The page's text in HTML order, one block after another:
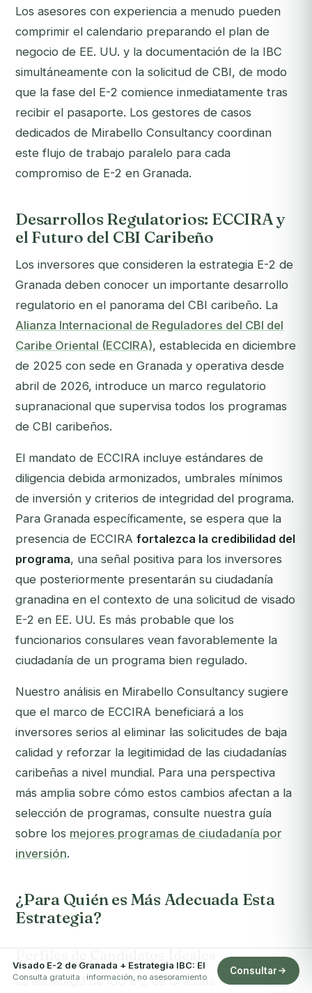
Los asesores con experiencia a menudo pueden
comprimir el calendario preparando el plan de
negocio de EE. UU. y la documentación de la IBC
simultáneamente con la solicitud de CBI, de modo
que la fase del E-2 comience inmediatamente tras
recibir el pasaporte. Los gestores de casos
dedicados de Mirabello Consultancy coordinan
este flujo de trabajo paralelo para cada
compromiso de E-2 en Granada.
Desarrollos Regulatorios: ECCIRA y
el Futuro del CBI Caribeño
Los inversores que consideren la estrategia E-2 de
Granada deben conocer un importante desarrollo
regulatorio en el panorama del CBI caribeño. La
Alianza Internacional de Reguladores del CBI del
Caribe Oriental (ECCIRA), establecida en diciembre
de 2025 con sede en Granada y operativa desde
abril de 2026, introduce un marco regulatorio
supranacional que supervisa todos los programas
de CBI caribeños.
El mandato de ECCIRA incluye estándares de
diligencia debida armonizados, umbrales mínimos
de inversión y criterios de integridad del programa.
Para Granada específicamente, se espera que la
presencia de ECCIRA fortalezca la credibilidad del
programa, una señal positiva para los inversores
que posteriormente presentarán su ciudadanía
granadina en el contexto de una solicitud de visado
E-2 en EE. UU. Es más probable que los
funcionarios consulares vean favorablemente la
ciudadanía de un programa bien regulado.
Nuestro análisis en Mirabello Consultancy sugiere
que el marco de ECCIRA beneficiará a los
inversores serios al eliminar las solicitudes de baja
calidad y reforzar la legitimidad de las ciudadanías
caribeñas a nivel mundial. Para una perspectiva
más amplia sobre cómo estos cambios afectan a la
selección de programas, consulte nuestra guía
sobre los mejores programas de ciudadanía por
inversión.
¿Para Quién es Más Adecuada Esta
Estrategia?
La estrategia de IBC E-2 de Granada no es una
Visado E-2 de Granada + Estrategia IBC: El
Consulta gratuita · información, no asesoramiento
Consultar